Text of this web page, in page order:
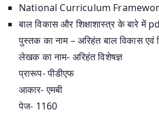
National Curriculum
बाल विकास और शिक्षाशास्त्र के बारे में
पुस्तक का नाम – अरिहंत बाल विकास एवं
लेखक का नाम- अरिहंत विशेषज्ञ
प्रारूप- पीडीएफ
आकार- एमबी
पेज- 1160